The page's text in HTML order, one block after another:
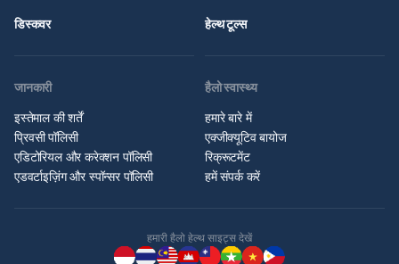
डिस्कवर हेल्थ टूल्स
जानकारी
इस्तेमाल की शर्तें
प्रिवसी पॉलिसी
एडिटोरियल और करेक्शन पॉलिसी
एडवर्टाइज़िंग और स्पॉन्सर पॉलिसी
हैलो स्वास्थ्य
हमारे बारे में
एक्जीक्यूटिव बायोज
रिक्रूटमेंट
हमें संपर्क करें
हमारी हैलो हेल्थ साइट्स देखें